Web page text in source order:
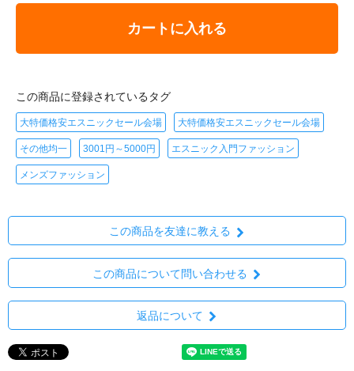
カートに入れる
この商品に登録されているタグ
大特価格安エスニックセール会場 大特価格安エスニックセール会場
その他均一 3001円～5000円 エスニック入門ファッション
メンズファッション
この商品を友達に教える
この商品について問い合わせる
返品について